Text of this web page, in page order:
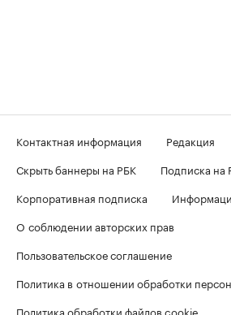
Контактная информация
Редакция
Скрыть баннеры на РБК
Подписка на
Корпоративная подписка
О соблюдении авторских прав
Пользовательское соглашение
Политика в отношении обработки
Политика обработки файлов cookie